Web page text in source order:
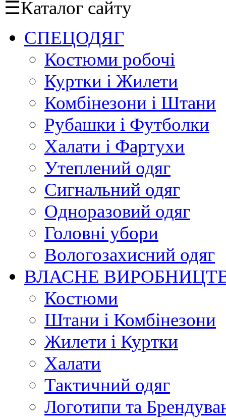
☰Каталог сайту
СПЕЦОДЯГ
Костюми робочі
Куртки і Жилети
Комбінезони і Штани
Рубашки і Футболки
Халати і Фартухи
Утеплений одяг
Сигнальний одяг
Одноразовий одяг
Головні убори
Вологозахисний одяг
ВЛАСНЕ
Костюми
Штани і Комбінезони
Жилети і Куртки
Халати
Тактичний одяг
Логотипи та